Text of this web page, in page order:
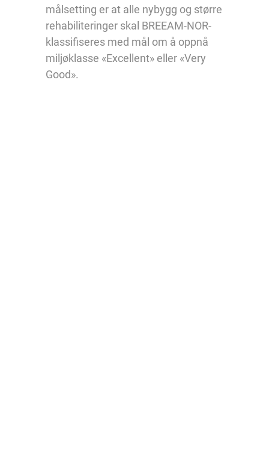
målsetting er at alle nybygg og større
rehabiliteringer skal BREEAM-NOR-
klassifiseres med mål om å oppnå
miljøklasse «Excellent» eller «Very
Good».